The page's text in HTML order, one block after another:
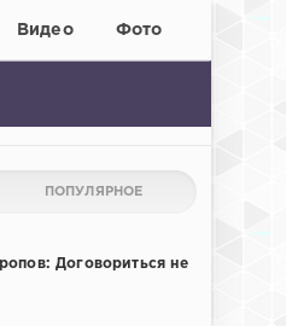
Видео Фото
ПОПУЛЯРНОЕ
Договориться не